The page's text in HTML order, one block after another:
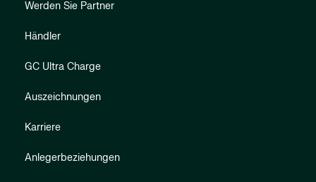
Werden Sie Partner
Händler
GC Ultra Charge
Auszeichnungen
Karriere
Anlegerbeziehungen